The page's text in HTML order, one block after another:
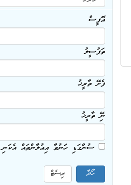
އޮފީސް
ތަފުސީލު
ފެށޭ ތާރީޚު
ނިމޭ ތާރީޚު
ސުންގަޑި ހަމަނުވާ އިޢުލާންތައް އެކަނި